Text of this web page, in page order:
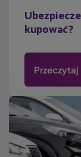
kupować?
Przeczytaj